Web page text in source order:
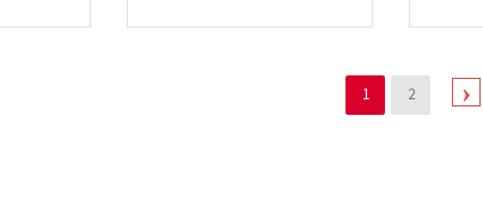
1 2